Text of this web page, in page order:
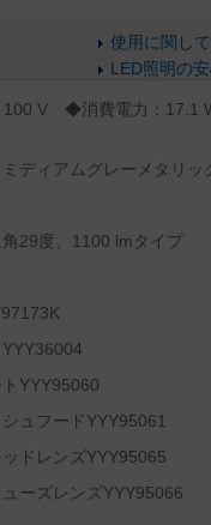
使用に関し
LED照明の
V ◆消費電力：17.1
ディアムグレーメタリッ
29度、1100 lmタイプ
YYY95060
ュフードYYY95061
ドレンズYYY95065
ーズレンズYYY95066